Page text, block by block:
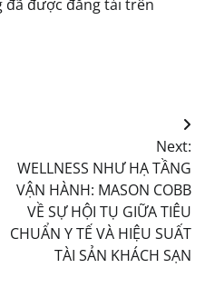
đã được đăng tải trên
Next:
WELLNESS NHƯ HẠ TẦNG
VẬN HÀNH: MASON COBB
VỀ SỰ HỘI TỤ GIỮA TIÊU
CHUẨN Y TẾ VÀ HIỆU SUẤT
TÀI SẢN KHÁCH SẠN